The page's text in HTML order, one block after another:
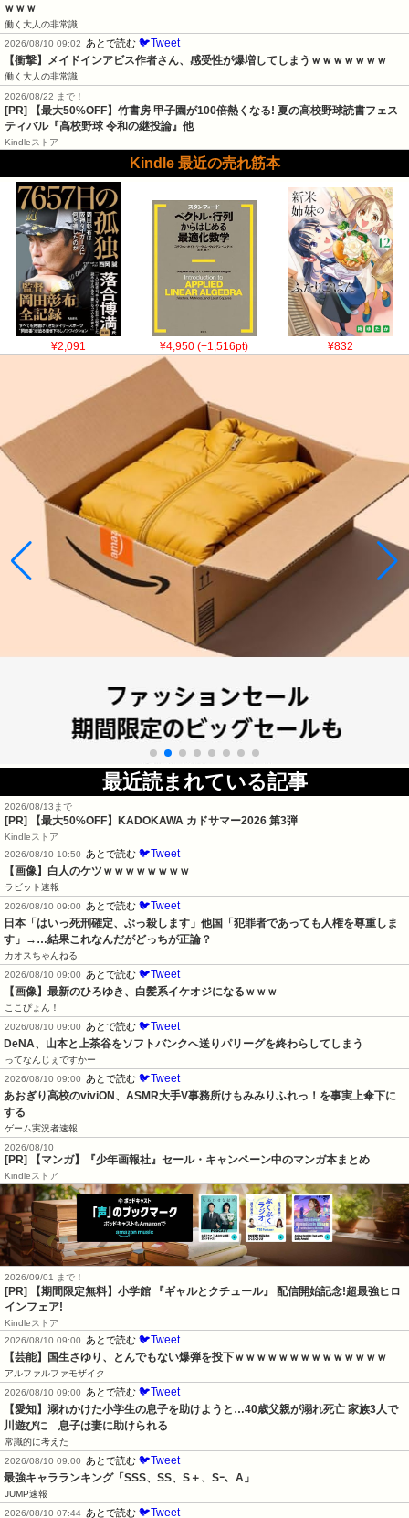
ｗｗｗ
働く大人の非常識
2026/08/10 09:02
あとで読む 🐦Tweet
【衝撃】メイドインアビス作者さん、感受性が爆増してしまうｗｗｗｗｗｗｗ
働く大人の非常識
2026/08/22 まで！
[PR] 【最大50%OFF】竹書房 甲子園が100倍熱くなる! 夏の高校野球読書フェス
ティバル『高校野球 令和の継投論』他
Kindleストア
Kindle 最近の売れ筋本
¥2,091 ¥4,950 (+1,516pt) ¥832
最近読まれている記事
2026/08/13まで
[PR] 【最大50%OFF】KADOKAWA カドサマー2026 第3弾
Kindleストア
2026/08/10 10:50 あとで読む 🐦Tweet
【画像】白人のケツｗｗｗｗｗｗｗｗ
ラビット速報
2026/08/10 09:00 あとで読む 🐦Tweet
日本「はいっ死刑確定、ぶっ殺します」他国「犯罪者であっても人権を尊重しま
す」→…結果これなんだがどっちが正論？
カオスちゃんねる
2026/08/10 09:00 あとで読む 🐦Tweet
【画像】最新のひろゆき、白髪系イケオジになるｗｗｗ
ここぴょん！
2026/08/10 09:00 あとで読む 🐦Tweet
DeNA、山本と上茶谷をソフトバンクへ送りパリーグを終わらしてしまう
ってなんじぇですかー
2026/08/10 09:00 あとで読む 🐦Tweet
あおぎり高校のviviON、ASMR大手V事務所けもみみりふれっ！を事実上傘下に
する
ゲーム実況者速報
2026/08/10
[PR] 【マンガ】『少年画報社』セール・キャンペーン中のマンガ本まとめ
Kindleストア
2026/09/01 まで！
[PR] 【期間限定無料】小学館 『ギャルとクチュール』 配信開始記念!超最強ヒロ
インフェア!
Kindleストア
2026/08/10 09:00
あとで読む 🐦Tweet
【芸能】国生さゆり、とんでもない爆弾を投下ｗｗｗｗｗｗｗｗｗｗｗｗｗｗ
アルファルファモザイク
2026/08/10 09:00
あとで読む 🐦Tweet
【愛知】溺れかけた小学生の息子を助けようと…40歳父親が溺れ死亡 家族3人で
川遊びに　息子は妻に助けられる
常識的に考えた
2026/08/10 09:00
あとで読む 🐦Tweet
最強キャラランキング「SSS、SS、S＋、Sｰ、A」
JUMP速報
2026/08/10 07:44 あとで読む 🐦Tweet